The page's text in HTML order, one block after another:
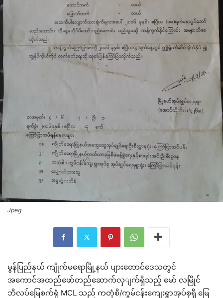
Jpeg
မွန်ပြည်နယ် ကျိုက်မရောမြို့နယ် ပျားတောင်ဒေသတွင်
အကောင်အထည်ဖော်တည်ဆောက်လှျက်ရှိသည့် မော် လမြိုင်
ဘိလပ်မြေစက်ရုံ MCL သည် ကတုံစိ/ကွမ်ငန်းကျေးရွာအုပ်စုရှိ မြေ